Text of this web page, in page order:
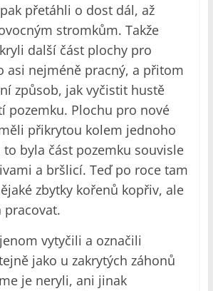
přetáhli o dost dál, až
stromkům. Takže
další část plochy pro
asi nejméně pracný, a přitom
způsob, jak vyčistit hustě
pozemku. Plochu pro nové
přikrytou kolem jednoho
byla část pozemku souvisle
a bršlicí. Teď po roce tam
zbytky kořenů kopřiv, ale
pracovat.
vytyčili a označili
jako u zakrytých záhonů
je neryli, ani jinak